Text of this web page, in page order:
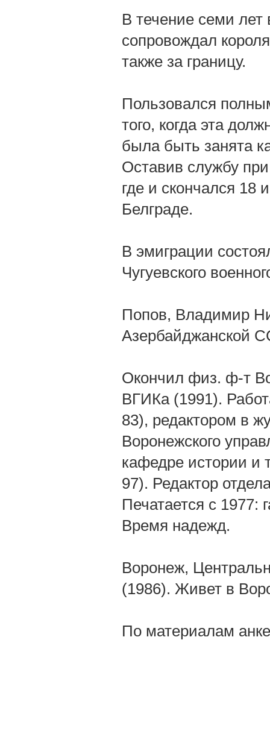
В течение семи лет
сопровождал
также за границу.
Пользовался
того, когда эта
была быть занята
Оставив службу
где и скончался 18
Белграде.
В эмиграции
Чугуевского
Попов, Владимир
Азербайджанской
Окончил физ. ф-т
ВГИКа (1991).
83), редактором в
Воронежского
кафедре истории и
97). Редактор
Печатается с 1977:
Время надежд.
Воронеж,
(1986). Живет в
По материалам